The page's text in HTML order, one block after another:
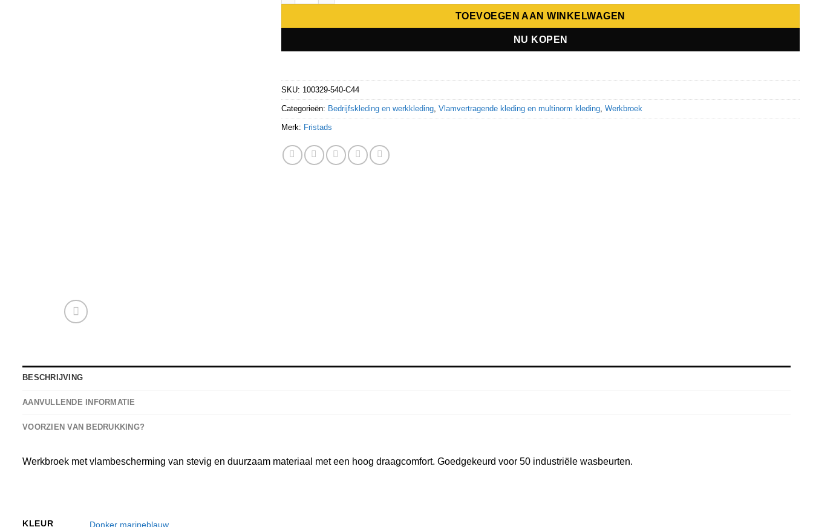
TOEVOEGEN AAN WINKELWAGEN
NU KOPEN
SKU: 100329-540-C44
Categorieën: Bedrijfskleding en werkkleding,Vlamvertragende kleding en multinorm kleding,Werkbroek
Merk: Fristads
BESCHRIJVING
AANVULLENDE INFORMATIE
VOORZIEN VAN BEDRUKKING?
Werkbroek met vlambescherming van stevig en duurzaam materiaal met een hoog draagcomfort. Goedgekeurd voor 50 industriële wasbeurten.
KLEUR Donker marineblauw